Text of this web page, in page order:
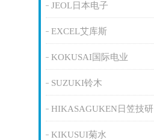
JEOL日本电子
EXCEL艾库斯
KOKUSAI国际电业
SUZUKI铃木
HIKASAGUKEN日笠技研
KIKUSUI菊水